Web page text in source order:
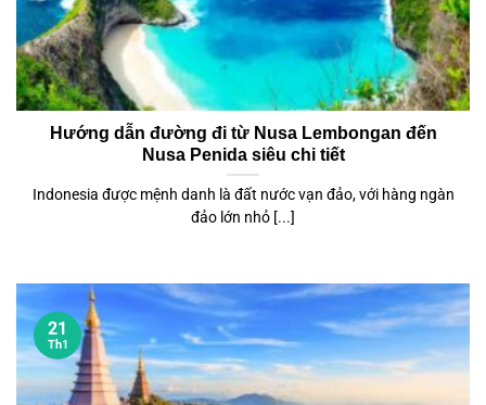
Hướng dẫn đường đi từ Nusa Lembongan đến
Nusa Penida siêu chi tiết
Indonesia được mệnh danh là đất nước vạn đảo, với hàng ngàn
đảo lớn nhỏ [...]
21
Th1